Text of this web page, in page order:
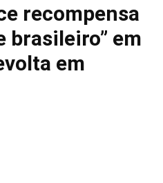
recompensa
brasileiro” em
em